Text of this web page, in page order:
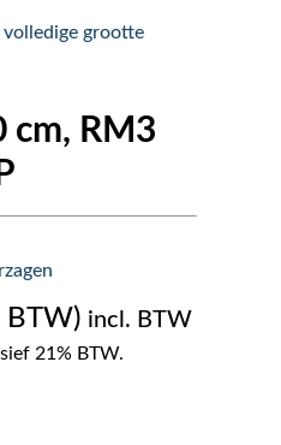
Contact
volledige grootte
cm, RM3
incl. BTW
21% BTW.